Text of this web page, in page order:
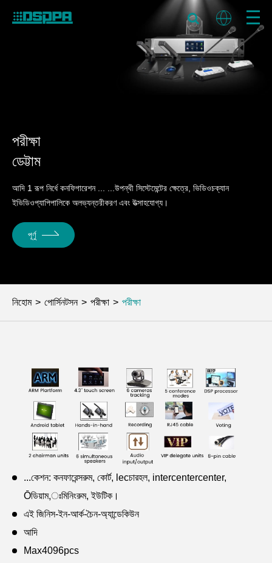
পরীক্ষা
ডেট্টাম
আদি 1 রূপ নির্ধে কনফিগারেশন ... ...উপন্থী সিস্টেমেন্টের ক্ষেত্রে, ভিডিওচক্যান
ইভিডিওপ্যাপিপালিকে অলভ্যন্তরীকরণ এবং উত্সাহযোগ্য।
পূর্ণু
নিহোম পোর্সিনটসন পরীক্ষা পরীক্ষা
...কেশন: কনফারেন্সরুম, কোর্ট, lecচারহল, intercentercenter,
Ōডিয়াম,ঃমিনিংরুম, ইউটিক।
এই জিনিস-ইন-আর্ক-চৈন-অ্যান্ডেকিউন
আদি
Max4096pcs